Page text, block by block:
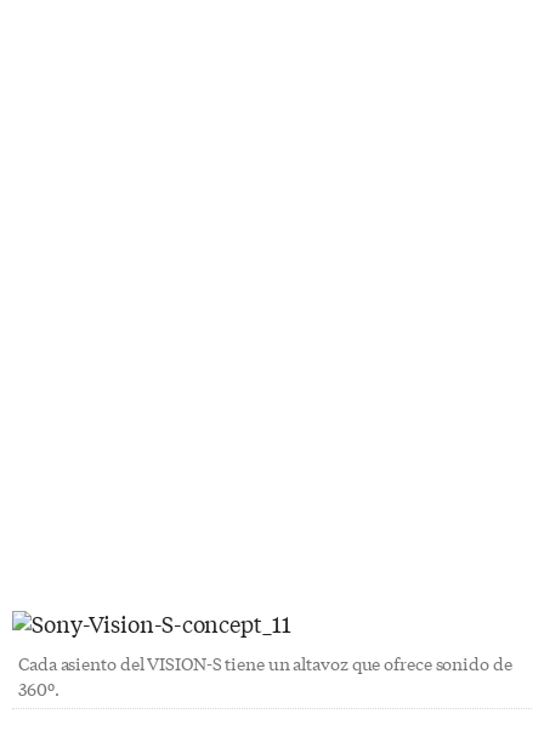
Cada asiento del VISION-S tiene un altavoz que ofrece sonido de
360º.